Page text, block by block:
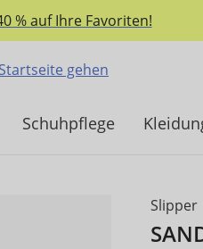
% auf Ihre Favoriten!
Schuhpflege
Slipper